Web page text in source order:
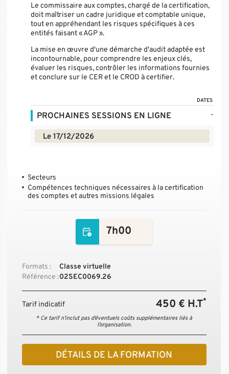
Le commissaire aux comptes, chargé de la certification,
doit maîtriser un cadre juridique et comptable unique,
tout en appréhendant les risques spécifiques à ces
entités faisant « AGP ».
La mise en œuvre d'une démarche d'audit adaptée est
incontournable, pour comprendre les enjeux clés,
évaluer les risques, contrôler les informations fournies
et conclure sur le CER et le CROD à certifier.
DATES
PROCHAINES SESSIONS EN LIGNE -
Le 17/12/2026
Secteurs
Compétences techniques nécessaires à la certification
des comptes et autres missions légales
7h00
Formats :
Classe virtuelle
Référence :02SEC0069.26
Tarif indicatif 450 € H.T*
* Ce tarif n’inclut pas d’éventuels coûts supplémentaires liés à
l’organisation.
DÉTAILS DE LA FORMATION